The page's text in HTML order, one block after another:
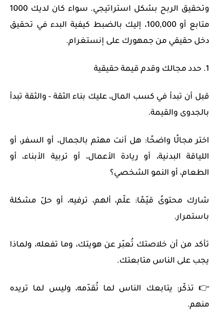
وتحقيق الربح بشكل استراتيجي. سواء كان لديك 1000
متابع أو 100,000، إليك بالضبط كيفية البدء في تحقيق
دخل حقيقي من جمهورك على إنستغرام.
1. حدد مجالك وقدم قيمة حقيقية
قبل أن تبدأ في كسب المال، عليك بناء الثقة - والثقة تبدأ
بالجدوى والقيمة.
اختر مجالًا واضحًا: هل أنت مهتم بالجمال، أو السفر، أو
اللياقة البدنية، أو ريادة الأعمال، أو تربية الأبناء، أو
الطعام، أو النمو الشخصي؟
شارك محتوىً قيّمًا: علّم، ألهم، ترفيه، أو حلّ مشكلة
باستمرار.
تأكد من أن خلاصتك تُعبّر عن هويتك، وما تفعله، ولماذا
يجب على الناس متابعتك.
👉 تذكّر: يتابعك الناس لما تُقدّمه، وليس لما تريده
منهم.